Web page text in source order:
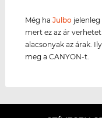
Még haJulbo
mert ez az ár
alacsonyak az árak.
meg a CANYON-t.